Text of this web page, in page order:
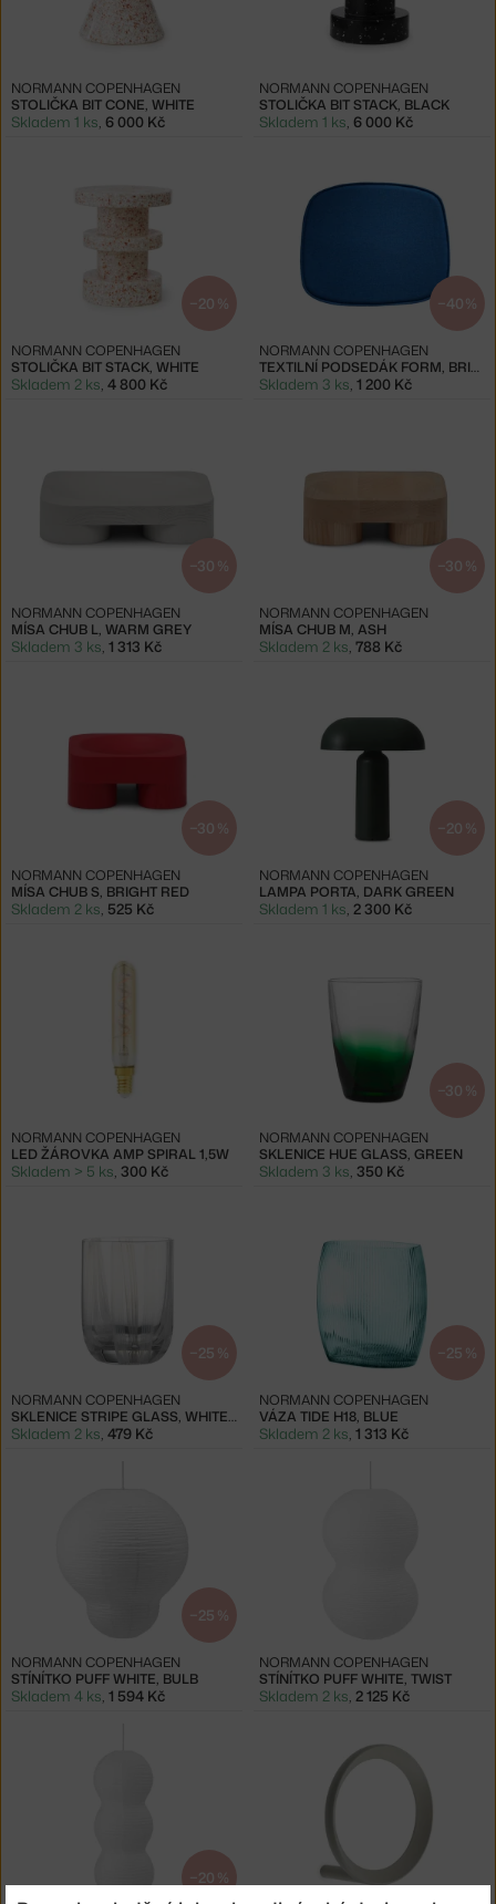
STOLIČKA BIT CONE, WHITE
NORMANN COPENHAGEN
Skladem 1 ks, 6 000 Kč
STOLIČKA BIT STACK, BLACK
NORMANN COPENHAGEN
Skladem 1 ks, 6 000 Kč
−20 %
STOLIČKA BIT STACK, WHITE
NORMANN COPENHAGEN
Skladem 2 ks, 4 800 Kč
−40 %
TEXTILNÍ PODSEDÁK FORM, BRIGHT BLUE
NORMANN COPENHAGEN
Skladem 3 ks, 1 200 Kč
−30 %
MÍSA CHUB L, WARM GREY
NORMANN COPENHAGEN
Skladem 3 ks, 1 313 Kč
−30 %
MÍSA CHUB M, ASH
NORMANN COPENHAGEN
Skladem 2 ks, 788 Kč
−30 %
MÍSA CHUB S, BRIGHT RED
NORMANN COPENHAGEN
Skladem 2 ks, 525 Kč
−20 %
LAMPA PORTA, DARK GREEN
NORMANN COPENHAGEN
Skladem 1 ks, 2 300 Kč
LED ŽÁROVKA AMP SPIRAL 1,5W
NORMANN COPENHAGEN
Skladem > 5 ks, 300 Kč
−30 %
SKLENICE HUE GLASS, GREEN
NORMANN COPENHAGEN
Skladem 3 ks, 350 Kč
−25 %
SKLENICE STRIPE GLASS, WHITE STRIPES
NORMANN COPENHAGEN
Skladem 2 ks, 479 Kč
−25 %
VÁZA TIDE H18, BLUE
NORMANN COPENHAGEN
Skladem 2 ks, 1 313 Kč
−25 %
STÍNÍTKO PUFF WHITE, BULB
NORMANN COPENHAGEN
Skladem 4 ks, 1 594 Kč
STÍNÍTKO PUFF WHITE, TWIST
NORMANN COPENHAGEN
Skladem 2 ks, 2 125 Kč
−20 %